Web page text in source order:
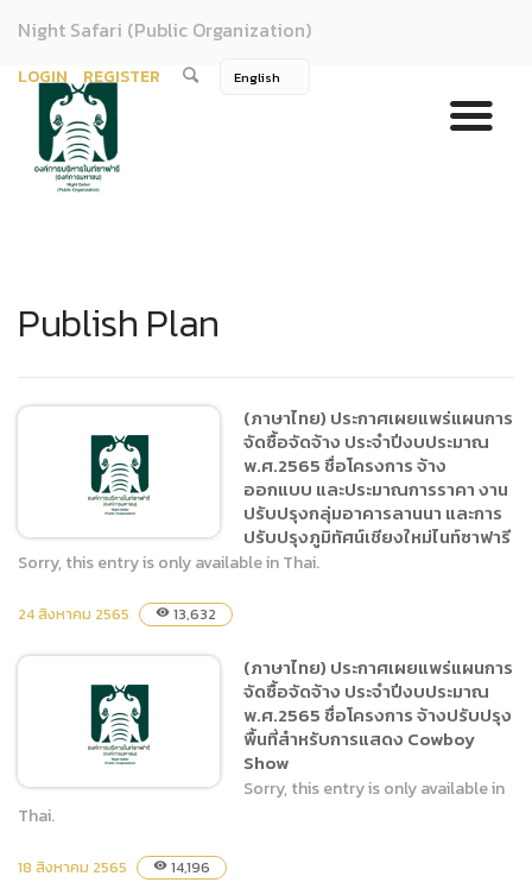
Night Safari (Public Organization)
LOGIN REGISTER
Publish Plan
(ภาษาไทย) ประกาศเผยแพร่
แผนการจัดซื้อจัดจ้าง ประจำ
โครงการ จ้างออกแบบ และ
ประมาณการราคา งาน
ปรับปรุงกลุ่มอาคารลานนา
และการปรับปรุงภูมิทัศน์เชียง
ใหม่ไนท์ซาฟารี
(ภาษาไทย) ประกาศเผยแพร่แผนการ
จัดซื้อจัดจ้าง ประจำปีงบประมาณ
พ.ศ.2565 ชื่อโครงการ จ้าง
ออกแบบ และประมาณการราคา งาน
ปรับปรุงกลุ่มอาคารลานนา และการ
ปรับปรุงภูมิทัศน์เชียงใหม่ไนท์ซาฟารี
Sorry, this entry is only available in Thai.
24 สิงหาคม 2565 visibility 13,632
(ภาษาไทย) ประกาศเผยแพร่
(ภาษาไทย) ประกาศเผยแพร่แผนการ
จัดซื้อจัดจ้าง ประจำปีงบประมาณ
พ.ศ.2565 ชื่อโครงการ จ้างปรับปรุง
พื้นที่สำหรับการแสดง Cowboy
Show
Sorry, this entry is only available in
Thai.
18 สิงหาคม 2565 visibility 14,196